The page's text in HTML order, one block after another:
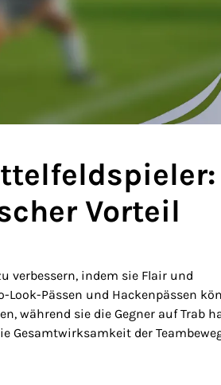
Vorteil
verbessern, indem sie Flair und
Pässen und Hackenpässen
während sie die Gegner auf Trab
Gesamtwirksamkeit der